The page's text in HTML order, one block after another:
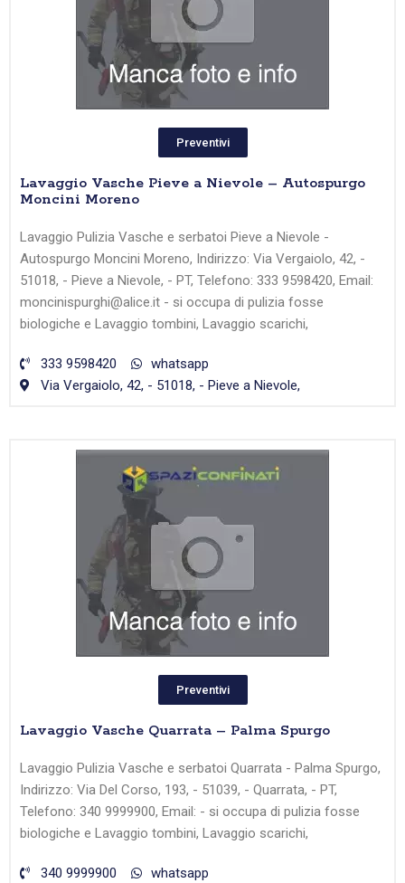
Preventivi
Lavaggio Vasche Pieve a Nievole – Autospurgo
Moncini Moreno
Lavaggio Pulizia Vasche e serbatoi Pieve a Nievole -
Autospurgo Moncini Moreno, Indirizzo: Via Vergaiolo, 42, -
51018, - Pieve a Nievole, - PT, Telefono: 333 9598420, Email:
moncinispurghi@alice.it - si occupa di pulizia fosse
biologiche e Lavaggio tombini, Lavaggio scarichi,
333 9598420
whatsapp
Via Vergaiolo, 42, - 51018, - Pieve a Nievole,
Preventivi
Lavaggio Vasche Quarrata – Palma Spurgo
Lavaggio Pulizia Vasche e serbatoi Quarrata - Palma Spurgo,
Indirizzo: Via Del Corso, 193, - 51039, - Quarrata, - PT,
Telefono: 340 9999900, Email: - si occupa di pulizia fosse
biologiche e Lavaggio tombini, Lavaggio scarichi,
340 9999900
whatsapp